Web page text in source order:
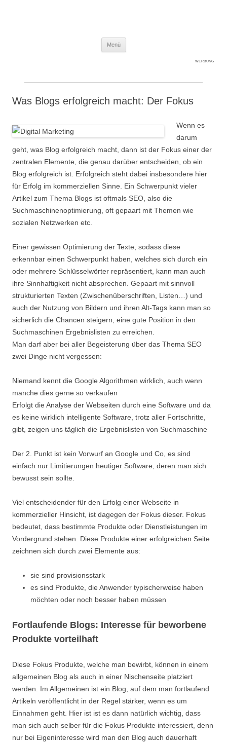
Menü
WERBUNG
Was Blogs erfolgreich macht: Der Fokus
Wenn es
darum
geht, was Blog erfolgreich macht, dann ist der Fokus einer der
zentralen Elemente, die genau darüber entscheiden, ob ein
Blog erfolgreich ist. Erfolgreich steht dabei insbesondere hier
für Erfolg im kommerziellen Sinne. Ein Schwerpunkt vieler
Artikel zum Thema Blogs ist oftmals SEO, also die
Suchmaschinenoptimierung, oft gepaart mit Themen wie
sozialen Netzwerken etc.
Einer gewissen Optimierung der Texte, sodass diese
erkennbar einen Schwerpunkt haben, welches sich durch ein
oder mehrere Schlüsselwörter repräsentiert, kann man auch
ihre Sinnhaftigkeit nicht absprechen. Gepaart mit sinnvoll
strukturierten Texten (Zwischenüberschriften, Listen…) und
auch der Nutzung von Bildern und ihren Alt-Tags kann man so
sicherlich die Chancen steigern, eine gute Position in den
Suchmaschinen Ergebnislisten zu erreichen.
Man darf aber bei aller Begeisterung über das Thema SEO
zwei Dinge nicht vergessen:
Niemand kennt die Google Algorithmen wirklich, auch wenn
manche dies gerne so verkaufen
Erfolgt die Analyse der Webseiten durch eine Software und da
es keine wirklich intelligente Software, trotz aller Fortschritte,
gibt, zeigen uns täglich die Ergebnislisten von Suchmaschine
Der 2. Punkt ist kein Vorwurf an Google und Co, es sind
einfach nur Limitierungen heutiger Software, deren man sich
bewusst sein sollte.
Viel entscheidender für den Erfolg einer Webseite in
kommerzieller Hinsicht, ist dagegen der Fokus dieser. Fokus
bedeutet, dass bestimmte Produkte oder Dienstleistungen im
Vordergrund stehen. Diese Produkte einer erfolgreichen Seite
zeichnen sich durch zwei Elemente aus:
sie sind provisionsstark
es sind Produkte, die Anwender typischerweise haben
möchten oder noch besser haben müssen
Fortlaufende Blogs: Interesse für beworbene
Produkte vorteilhaft
Diese Fokus Produkte, welche man bewirbt, können in einem
allgemeinen Blog als auch in einer Nischenseite platziert
werden. Im Allgemeinen ist ein Blog, auf dem man fortlaufend
Artikeln veröffentlicht in der Regel stärker, wenn es um
Einnahmen geht. Hier ist ist es dann natürlich wichtig, dass
man sich auch selber für die Fokus Produkte interessiert, denn
nur bei Eigeninteresse wird man den Blog auch dauerhaft